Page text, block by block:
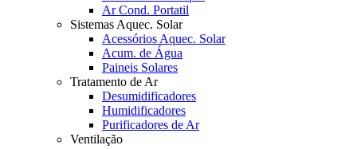
Ar Cond. Portatil
Sistemas Aquec. Solar
Acessórios Aquec. Solar
Acum. de Água
Paineis Solares
Tratamento de Ar
Desumidificadores
Humidificadores
Purificadores de Ar
Ventilação